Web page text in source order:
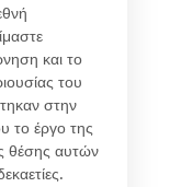
και το
του
στην
το έργο της
θέσης αυτών